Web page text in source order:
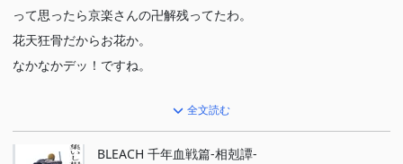
って思ったら京楽さんの卍解残ってたわ。
花天狂骨だからお花か。
なかなかデッ！ですね。
リジェ・バロはアレで本当にやられたんだろうか？
七緒ちゃんも気になるのよね。OPの剣といい。
全文読む
BLEACH 千年血戦篇-相剋譚-